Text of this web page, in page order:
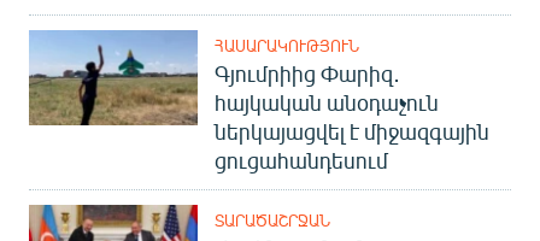
ՀԱՍԱՐԱԿՈՒԹՅՈՒՆ
Գյումրիից Փարիզ․
հայկական անօդաչուն
ներկայացվել է միջազգային
ցուցահանդեսում
ՏԱՐԱԾԱՇՐՋԱՆ